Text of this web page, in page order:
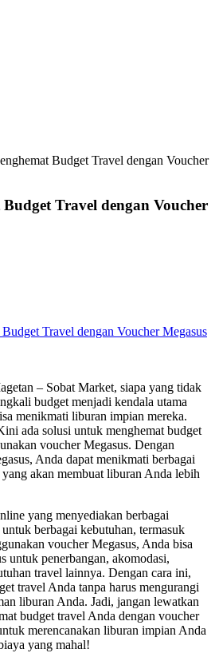
Budget Travel dengan Voucher
Travel dengan Voucher
Travel dengan Voucher Megasus
– Sobat Market, siapa yang tidak
budget menjadi kendala utama
menikmati liburan impian mereka.
ada solusi untuk menghemat budget
voucher Megasus. Dengan
Anda dapat menikmati berbagai
akan membuat liburan Anda lebih
yang menyediakan berbagai
berbagai kebutuhan, termasuk
voucher Megasus, Anda bisa
untuk penerbangan, akomodasi,
travel lainnya. Dengan cara ini,
travel Anda tanpa harus mengurangi
liburan Anda. Jadi, jangan lewatkan
budget travel Anda dengan voucher
merencanakan liburan impian Anda
yang mahal!